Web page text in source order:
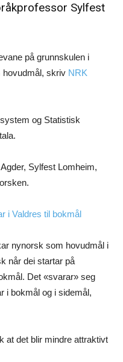
Sylfest
på grunnskulen i
hovudmål, skriv NRK
og Statistisk
Sylfest Lomheim,
i Valdres til bokmål
nynorsk som hovudmål i
når dei startar på
Det «svarar» seg
i bokmål og i sidemål,
at det blir mindre attraktivt